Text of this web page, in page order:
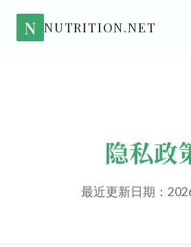
N NUTRITION.NET
隐私政
最近更新日期：